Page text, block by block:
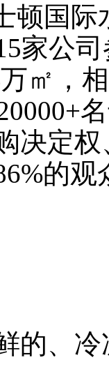
顿国际
家公
万㎡，
决定权
6%的观
的、